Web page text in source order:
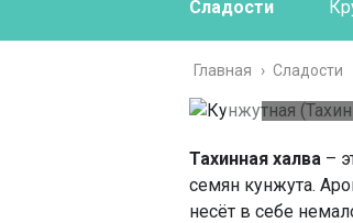
Сладости
Главная › Сладости
Тахинная халва –
семян кунжута.
несёт в себе